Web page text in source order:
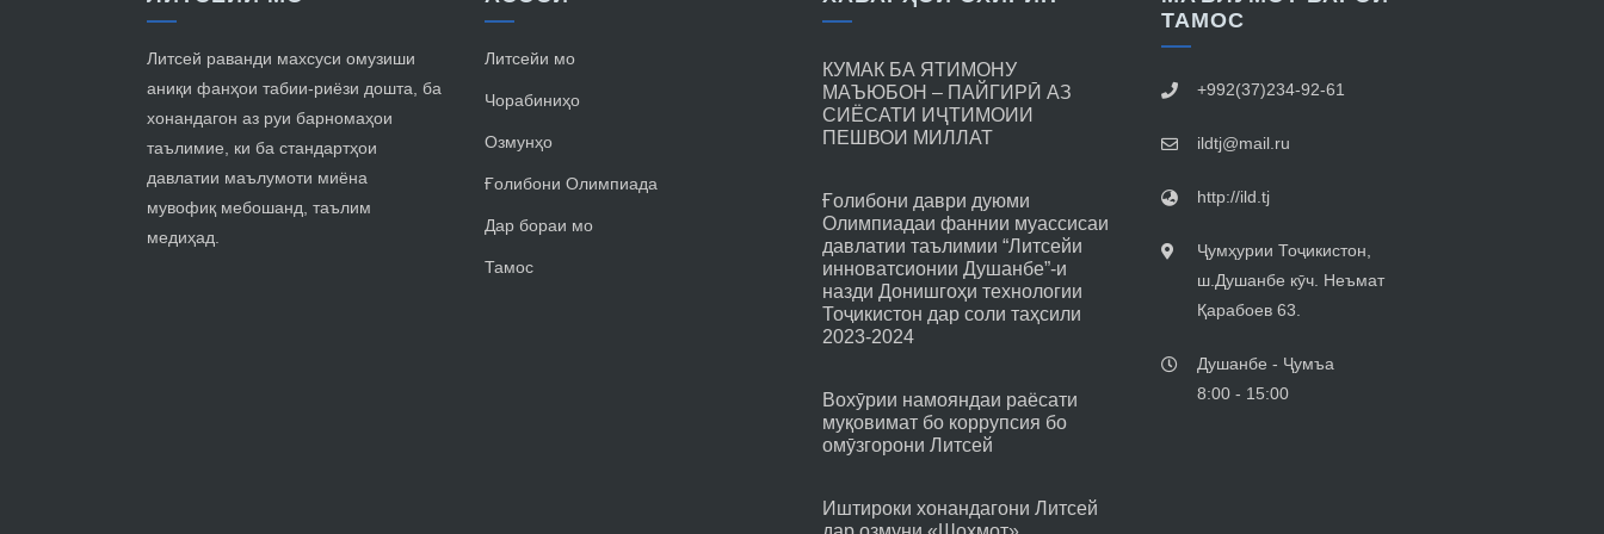
Литсей раванди махсуси омузиши
аниқи фанҳои табии-риёзи дошта, ба
хонандагон аз руи барномаҳои
таълимие, ки ба стандартҳои
давлатии маълумоти миёна
мувофиқ мебошанд, таълим
медиҳад.
Литсейи мо
Чорабиниҳо
Озмунҳо
Ғолибони Олимпиада
Дар бораи мо
Тамос
КУМАК БА ЯТИМОНУ
МАЪЮБОН – ПАЙГИРӢ АЗ
СИЁСАТИ ИҶТИМОИИ
ПЕШВОИ МИЛЛАТ
Ғолибони даври дуюми
Олимпиадаи фаннии муассисаи
давлатии таълимии “Литсейи
инноватсионии Душанбе”-и
назди Донишгоҳи технологии
Тоҷикистон дар соли таҳсили
2023-2024
Вохӯрии намояндаи раёсати
муқовимат бо коррупсия бо
омӯзгорони Литсей
Иштироки хонандагони Литсей
ТАМОС
+992(37)234-92-61
ildtj@mail.ru
http://ild.tj
Ҷумҳурии Тоҷикистон,
ш.Душанбе кӯч. Неъмат
Қарабоев 63.
Душанбе - Ҷумъа
8:00 - 15:00